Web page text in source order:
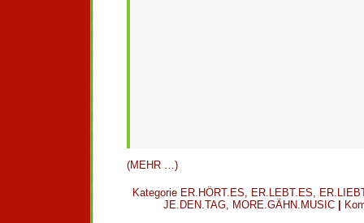
(MEHR …)
Kategorie ER.HÖRT.ES, ER.LEBT.ES,
JE.DEN.TAG, MORE.GÄHN.MUSIC